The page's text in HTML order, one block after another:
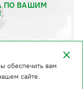
ПО ВАШИМ
обеспечить вам
сайте.